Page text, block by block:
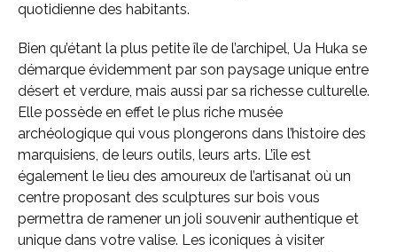
quotidienne des habitants.
Bien qu’étant la plus petite île de l’archipel, Ua Huka se
démarque évidemment par son paysage unique entre
désert et verdure, mais aussi par sa richesse culturelle.
Elle possède en effet le plus riche musée
archéologique qui vous plongerons dans l’histoire des
marquisiens, de leurs outils, leurs arts. L’île est
également le lieu des amoureux de l’artisanat où un
centre proposant des sculptures sur bois vous
permettra de ramener un joli souvenir authentique et
unique dans votre valise. Les iconiques à visiter